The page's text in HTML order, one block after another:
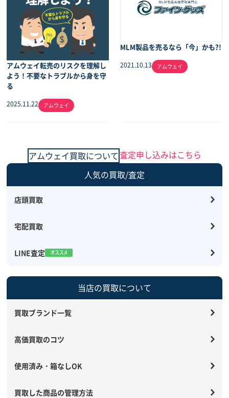
アムウェイ転売のリスクを理解し
よう！不要なトラブルから身を守
る
2025.11.22 アムウェイ
MLM製品を売るなら「今」かも?!
2021.10.13 アムウェイ
アムウェイ買取について査定申し込みはこちら
人気の買取/査定
店頭買取
宅配買取
LINE査定
当店の買取について
買取ブランド一覧
高価買取のコツ
使用済み・箱なしOK
買取した商品の管理方法